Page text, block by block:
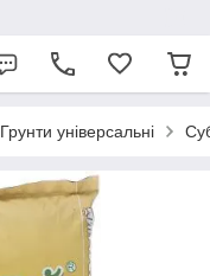
Грунти універсальні